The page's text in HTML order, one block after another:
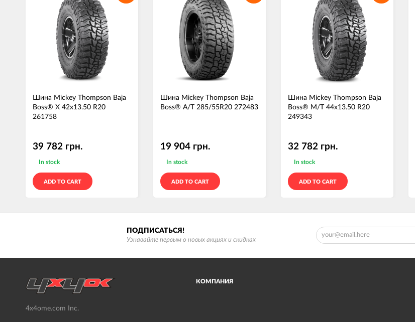
Шина Mickey Thompson Baja
Boss® X 42x13.50 R20
261758
39 782 грн.
In stock
ADD TO CART
Шина Mickey Thompson Baja
Boss® A/T 285/55R20 272483
19 904 грн.
In stock
ADD TO CART
Шина Mickey Thompson Baja
Boss® M/T 44x13.50 R20
249343
32 782 грн.
In stock
ADD TO CART
ПОДПИСАТЬСЯ!
Узнавайте первым о новых акциях и скидках
4x4ome.com Inc.
КОМПАНИЯ